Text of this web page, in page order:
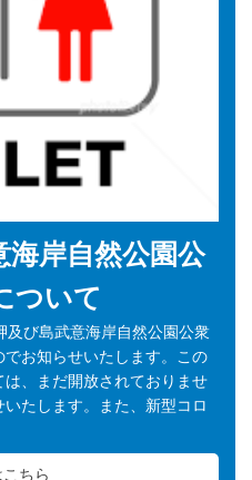
海岸自然公園公
ついて
及び島武意海岸自然公園公衆
でお知らせいたします。この
、まだ開放されておりませ
たします。また、新型コロ
ちら